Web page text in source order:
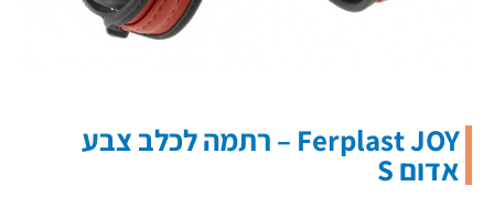
Ferplast JOY – רתמה לכלב צבע
אדום S